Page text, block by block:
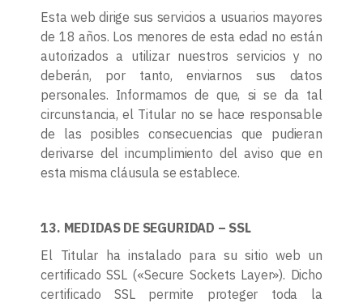
Esta web dirige sus servicios a usuarios mayores
de 18 años. Los menores de esta edad no están
autorizados a utilizar nuestros servicios y no
deberán, por tanto, enviarnos sus datos
personales. Informamos de que, si se da tal
circunstancia, el Titular no se hace responsable
de las posibles consecuencias que pudieran
derivarse del incumplimiento del aviso que en
esta misma cláusula se establece.
13. MEDIDAS DE SEGURIDAD – SSL
El Titular ha instalado para su sitio web un
certificado SSL («Secure Sockets Layer»). Dicho
certificado SSL permite proteger toda la